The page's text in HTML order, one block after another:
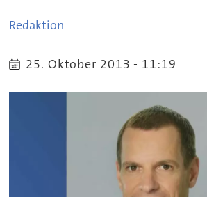
Redaktion
25. Oktober 2013 - 11:19